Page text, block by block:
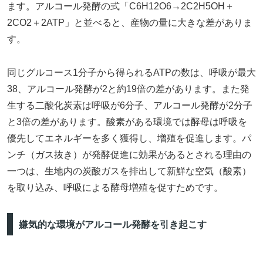
ます。アルコール発酵の式「C6H12O6→2C2H5OH＋
2CO2＋2ATP」と並べると、産物の量に大きな差がありま
す。
同じグルコース1分子から得られるATPの数は、呼吸が最大
38、アルコール発酵が2と約19倍の差があります。また発
生する二酸化炭素は呼吸が6分子、アルコール発酵が2分子
と3倍の差があります。酸素がある環境では酵母は呼吸を
優先してエネルギーを多く獲得し、増殖を促進します。パ
ンチ（ガス抜き）が発酵促進に効果があるとされる理由の
一つは、生地内の炭酸ガスを排出して新鮮な空気（酸素）
を取り込み、呼吸による酵母増殖を促すためです。
嫌気的な環境がアルコール発酵を引き起こす